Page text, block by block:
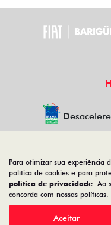
BARIGUI VEICULOS
77.025.708/0006-36
Desenvolvido
Para otimizar sua experiência
política de cookies e para
política de privacidade. Ao
concorda com nossas políticas.
Aceitar